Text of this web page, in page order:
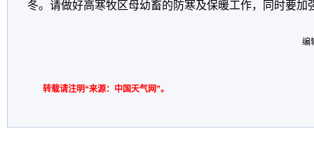
冬。请做好高寒牧区母幼畜的防寒及保暖工作，同时要加
编
转载请注明“来源：中国天气网”。